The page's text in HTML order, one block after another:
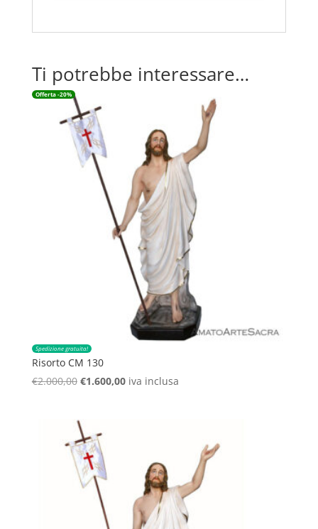
Ti potrebbe interessare…
Offerta -20%
Spedizione gratuita!
Risorto CM 130
€2.000,00 Il
era:
€2.000,00.
€1.600,00Iliva inclusa